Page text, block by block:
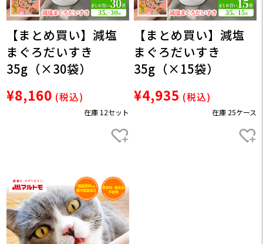
【まとめ買い】減塩
まぐろだいすき
35g（×30袋）
¥8,160 (税込)
在庫 12セット
【まとめ買い】減塩
まぐろだいすき
35g（×15袋）
¥4,935 (税込)
在庫 25ケース